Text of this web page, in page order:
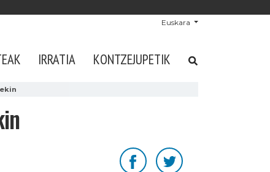
Euskara
IRRATIA KONTZEJUPETIK